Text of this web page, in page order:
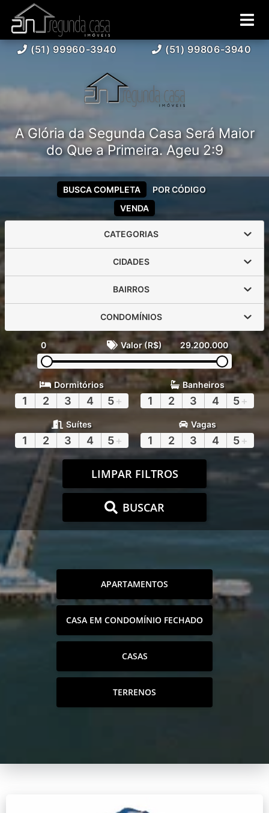
(51) 99960-3940 (51) 99806-3940
A Glória da Segunda Casa Será Maior
do Que a Primeira. Ageu 2:9
VENDA
BUSCA COMPLETA POR CÓDIGO
CATEGORIAS
CIDADES
BAIRROS
CONDOMÍNIOS
0 Valor (R$) 29.200.000
Dormitórios
1 2 3 4 5+
Banheiros
1 2 3 4 5+
Suítes
1 2 3 4 5+
Vagas
1 2 3 4 5+
LIMPAR FILTROS
BUSCAR
APARTAMENTOS
CASA EM CONDOMÍNIO FECHADO
CASAS
TERRENOS